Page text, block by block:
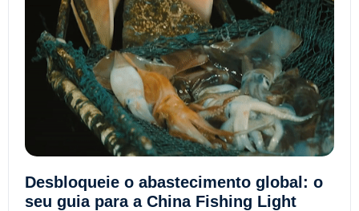
Desbloqueie o abastecimento global: o
seu guia para a China Fishing Light